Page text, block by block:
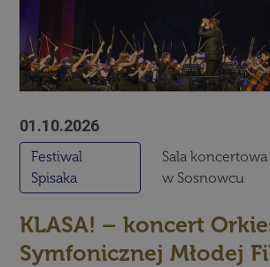
01.10.2026
Festiwal
Spisaka
Sala koncertowa
w Sosnowcu
KLASA! – koncert
Symfonicznej Młodej